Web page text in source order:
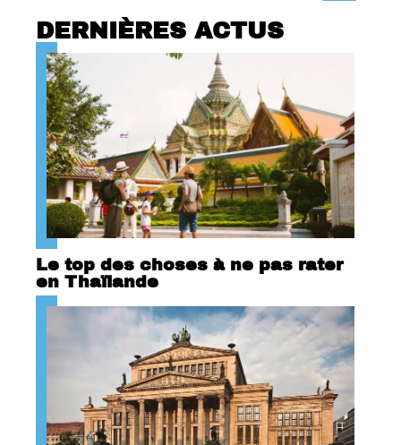
DERNIÈRES ACTUS
Le top des choses à ne pas rater
en Thaïlande